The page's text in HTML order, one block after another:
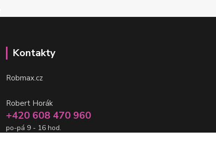
Kontakty
Robmax.cz
Robert Horák
+420 608 470 960
po-pá 9 - 16 hod.